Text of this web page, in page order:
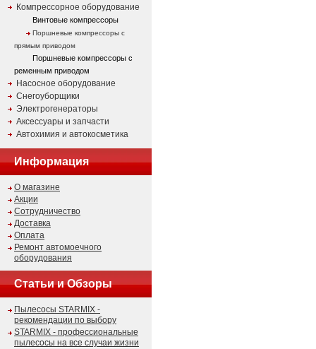
Компрессорное оборудование
Винтовые компрессоры
Поршневые компрессоры с
прямым приводом
Поршневые компрессоры с
ременным приводом
Насосное оборудование
Снегоуборщики
Электрогенераторы
Аксессуары и запчасти
Автохимия и автокосметика
Информация
О магазине
Акции
Сотрудничество
Доставка
Оплата
Ремонт автомоечного
оборудования
Статьи и Обзоры
Пылесосы STARMIX -
рекомендации по выбору
STARMIX - профессиональные
пылесосы на все случаи жизни